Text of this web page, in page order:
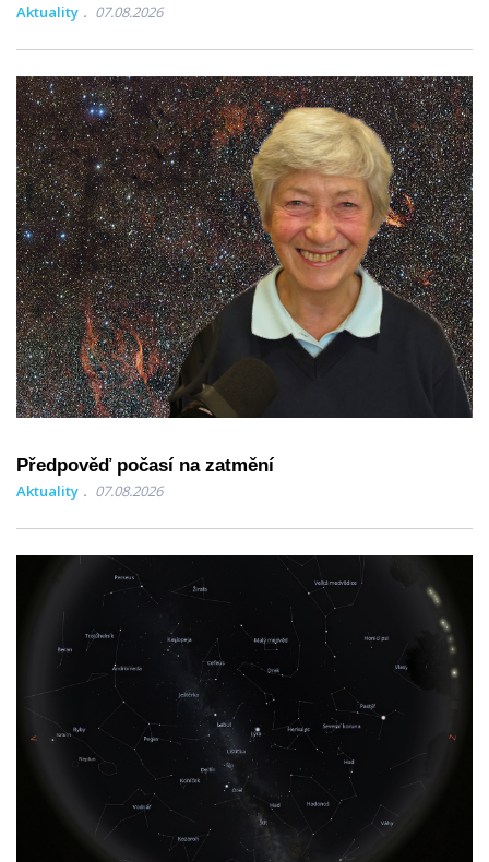
Aktuality 07.08.2026
Předpověď počasí na zatmění
Aktuality 07.08.2026